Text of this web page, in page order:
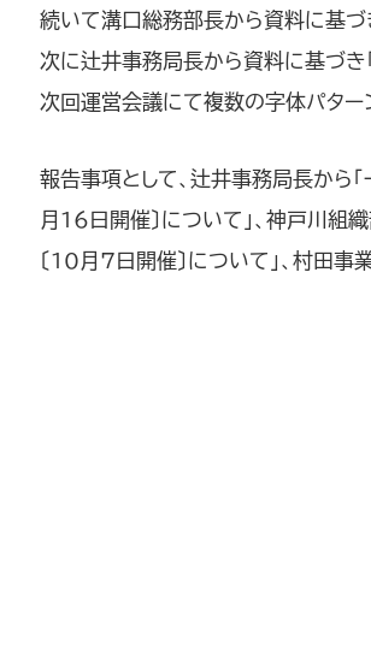
続いて溝口総務部長から資料に基づ
次に辻井事務局長から資料に基づき
次回運営会議にて複数の字体パター
報告事項として、辻井事務局長から
月16日開催〕について」、神戸川組
〔10月7日開催〕について」、村田事